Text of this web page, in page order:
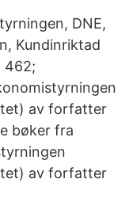
DNE,
Kundinriktad
462;
av forfatter
bøker fra
av forfatter